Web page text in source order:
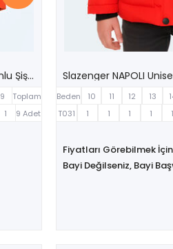
Slazenger NAPOLI Unisex Çocuk Kapüşonlu Şişme Kiremit Mont & Kaban
9
Toplam
1 9 Adet
Beden 10 11 12 13
T031
1 1 1 1 1
Fiyatları Görebilmek İçin
Bayi Değilseniz, Bayi